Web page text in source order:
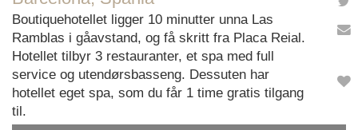
Boutiquehotellet ligger 10 minutter unna Las
Ramblas i gåavstand, og få skritt fra Placa Reial.
Hotellet tilbyr 3 restauranter, et spa med full
service og utendørsbasseng. Dessuten har
hotellet eget spa, som du får 1 time gratis tilgang
til.